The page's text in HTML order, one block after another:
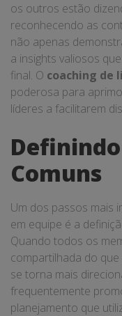
os outros estão
reconhecendo as
não apenas
a insights valiosos
final. O coaching de
poderosa para
líderes a facilitarem
Comuns
Um dos passos mais
em equipe é a
Quando todos os
compartilhada do
se torna mais
frequentemente
planejamento que